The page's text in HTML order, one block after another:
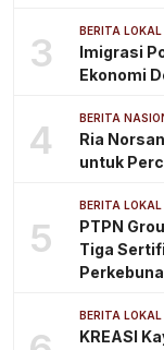
3 BERITA LOKAL
Imigrasi
Ekonomi
4 BERITA
Ria
untuk
5
BERITA LOKAL
PTPN
Tiga
BERITA LOKAL
KREASI